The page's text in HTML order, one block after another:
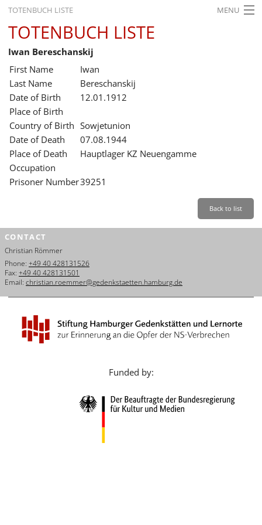
TOTENBUCH LISTE MENU
STARTSEITE
AUSSTELLUNGEN
GESCHICHTE
BILDUNG
FORSCHUNG
SERVICE
Leichte Sprache
Dansk
Español
Italiano
Nederlands
Português
TOTENBUCH LISTE
Iwan Bereschanskij
First Name
Iwan
Last Name
Bereschanskij
Date of Birth
12.01.1912
Place of Birth
Country of Birth Sowjetunion
Date of Death
07.08.1944
Place of Death
Hauptlager KZ Neuengamme
Occupation
Prisoner Number39251
Back to list
CONTACT
Christian Römmer
Phone: +49 40 428131526
Fax: +49 40 428131501
Email: christian.roemmer@gedenkstaetten.hamburg.de
Funded by: